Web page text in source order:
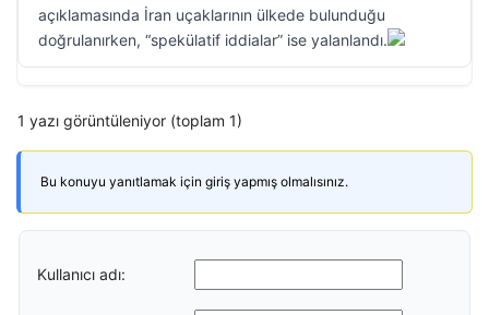
açıklamasında İran uçaklarının ülkede bulunduğu
doğrulanırken, “spekülatif iddialar” ise yalanlandı.
1 yazı görüntüleniyor (toplam 1)
Bu konuyu yanıtlamak için giriş yapmış olmalısınız.
Kullanıcı adı: